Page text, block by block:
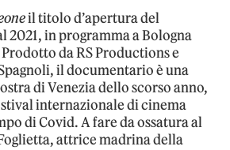
il titolo d’apertura del
2021, in programma a Bologna
da RS Productions e
il documentario è una
di Venezia dello scorso anno,
internazionale di cinema
di Covid. A fare da ossatura al
attrice madrina della